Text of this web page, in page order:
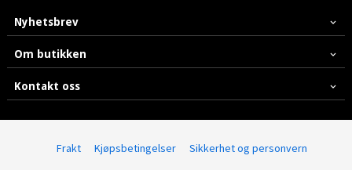
Nyhetsbrev
Om butikken
Kontakt oss
Frakt Kjøpsbetingelser Sikkerhet og personvern